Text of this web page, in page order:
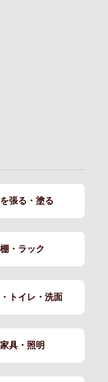
張る・塗る
棚・ラック
トイレ・洗面
家具・照明